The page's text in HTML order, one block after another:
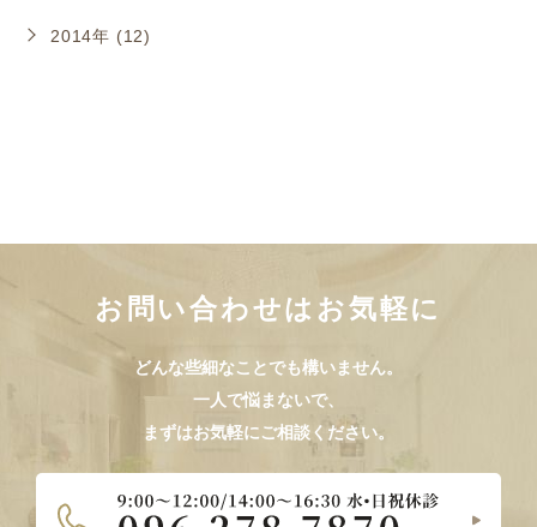
2014年 (12)
お問い合わせはお気軽に
どんな些細なことでも構いません。
一人で悩まないで、
まずはお気軽にご相談ください。